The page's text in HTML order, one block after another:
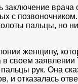
заключение врача
с
пальцы, но
женщину,
своем
рук. Она
и отказалась